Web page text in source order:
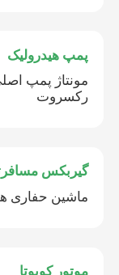
پمپ هیدرولیک
رکسروت
گیربکس
ماشین حفاری
موتور کوبوتا